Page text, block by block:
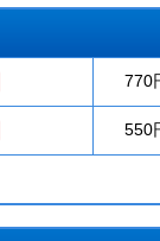
770
550